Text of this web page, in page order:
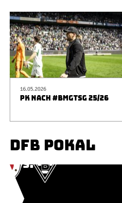
16.05.2026
PK NACH #BMGTSG 25/26
DFB POKAL